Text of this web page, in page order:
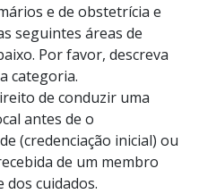
e de obstetrícia e
seguintes áreas de
Por favor, descreva
categoria.
de conduzir uma
antes de o
(credenciação inicial) ou
de um membro
dos cuidados.